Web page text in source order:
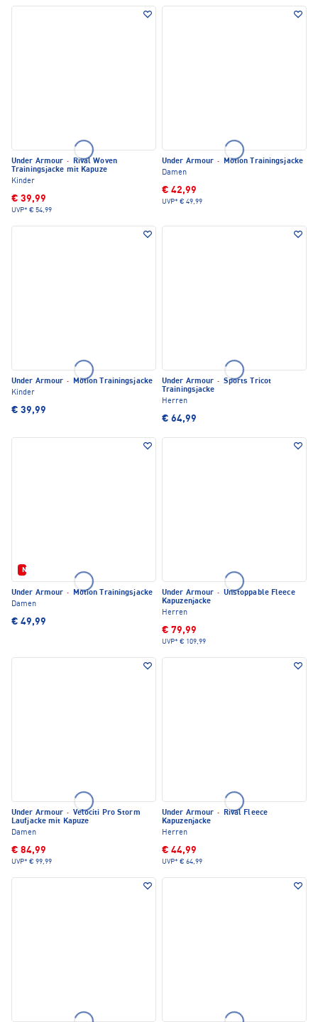
Under Armour ·
Rival Woven
Trainingsjacke mit Kapuze
Kinder
€ 39,99
UVP* € 54,99
Under Armour ·
Motion Trainingsjacke
Damen
€ 42,99
UVP* € 49,99
Under Armour ·
Motion Trainingsjacke
Kinder
€ 39,99
Under Armour · Sports Tricot
Trainingsjacke
Herren
€ 64,99
Neu
Under Armour ·
Motion Trainingsjacke
Damen
€ 49,99
Under Armour · Unstoppable Fleece
Kapuzenjacke
Herren
€ 79,99
UVP* € 109,99
Under Armour · Velociti Pro Storm
Laufjacke mit Kapuze
Damen
€ 84,99
UVP* € 99,99
Under Armour ·
Rival Fleece
Kapuzenjacke
Herren
€ 44,99
UVP* € 64,99